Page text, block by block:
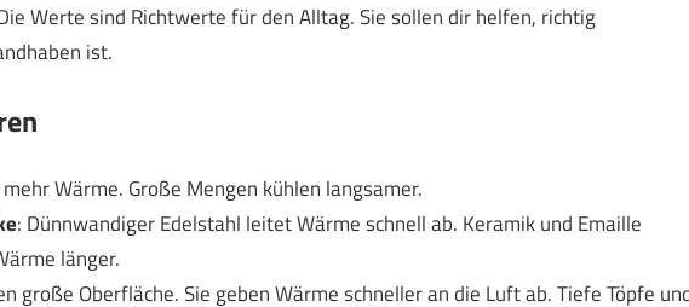
Werte sind Richtwerte für den Alltag. Sie sollen dir helfen, richtig
ist.
Wärme. Große Mengen kühlen langsamer.
: Dünnwandiger Edelstahl leitet Wärme schnell ab. Keramik und Emaille
länger.
große Oberfläche. Sie geben Wärme schneller an die Luft ab. Tiefe Töpfe